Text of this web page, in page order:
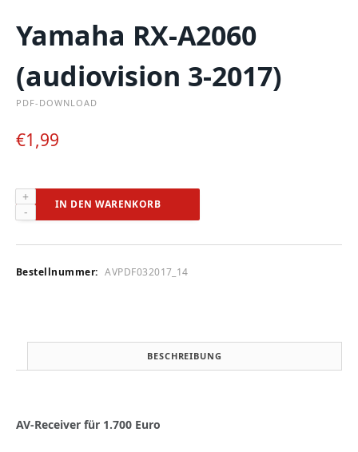
Yamaha RX-A2060
(audiovision 3-2017)
PDF-DOWNLOAD
€1,99
Yamaha
RX-
(audiovision
2017)
IN DEN WARENKORB
Bestellnummer: AVPDF032017_14
BESCHREIBUNG
AV-Receiver für 1.700 Euro